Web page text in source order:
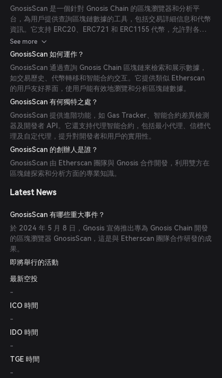
GnosisScan 是一個針對 Gnosis Chain 的區塊瀏覽器和分析平
台，為用戶提供查詢區塊鏈數據的工具，包括交易詳細信息和代幣
資訊。它支持 ERC20、ERC721 和 ERC1155 代幣，允許對各種
代幣類型進行全面搜索。
See more
GnosisScan 如何運作？
GnosisScan 通過查詢 Gnosis Chain 區塊鏈來檢索和展示數據，
如交易歷史、代幣轉移和智能合約交互。它提供類似 Etherscan
的用戶友好界面，使用戶能有效地瀏覽和分析區塊鏈數據。
GnosisScan 有何獨特之處？
GnosisScan 提供進階功能，如 Gas Tracker、智能合約差異檢測
器及開發者 API。它還支持代理智能合約，包括最小代理、信標代
理及自定代理，提升對開發者和用戶的實用性。
GnosisScan 的創辦人是誰？
GnosisScan 由 Etherscan 團隊與 Gnosis 合作開發，利用雙方在
區塊鏈探索和分析方面的專業知識。
Latest News
GnosisScan 有哪些重大事件？
於 2024 年 5 月 8 日，Gnosis 宣佈推出專為 Gnosis Chain 開發
的區塊瀏覽器 GnosisScan，這是與 Etherscan 團隊合作研發的成
果。
即將舉行的活動
最新空投
-
ICO 時間
-
IDO 時間
-
TGE 時間
-